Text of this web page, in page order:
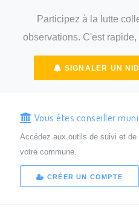
Participez à la lutte
observations. C'est
SIGNALER UN
Vous êtes conseiller
Accédez aux outils de suivi et
votre commune.
CRÉER UN COMPTE